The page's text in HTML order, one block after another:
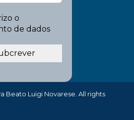
o
de dados
Beato Luigi Novarese. All rights